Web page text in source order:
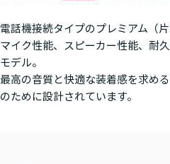
電話機接続タイプのプレミアム（
マイク性能、スピーカー性能、耐
モデル。
最高の音質と快適な装着感を求め
のために設計されています。